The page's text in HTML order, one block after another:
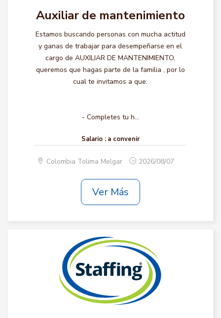
Auxiliar de mantenimiento
Estamos buscando personas con mucha actitud
y ganas de trabajar para desempeñarse en el
cargo de AUXILIAR DE MANTENIMIENTO,
queremos que hagas parte de la familia , por lo
cual te invitamos a que:
- Completes tu h...
Salario : a convenir
Colombia Tolima Melgar 2026/08/07
Ver Más